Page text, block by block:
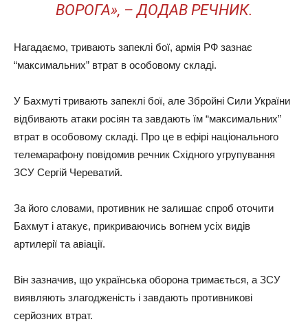
ВОРОГА», – ДОДАВ РЕЧНИК.
Нагадаємо, тривають запеклі бої, армія РФ зазнає
“максимальних” втрат в особовому складі.
У Бахмуті тривають запеклі бої, але Збройні Сили України
відбивають атаки росіян та завдають їм “максимальних”
втрат в особовому складі. Про це в ефірі національного
телемарафону повідомив речник Східного угрупування
ЗСУ Сергій Череватий.
За його словами, противник не залишає спроб оточити
Бахмут і атакує, прикриваючись вогнем усіх видів
артилерії та авіації.
Він зазначив, що українська оборона тримається, а ЗСУ
виявляють злагодженість і завдають противникові
серйозних втрат.